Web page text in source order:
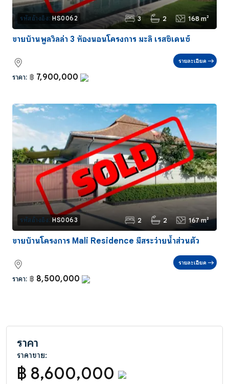
รหัสอ้างอิง: HS0062 3 2 168 m²
ขายบ้านพูลวิลล่า 3 ห้องนอนโครงการ มะลิ เรสซิเดนซ์
ราคา: ฿ 7,900,000
รายละเอียด
รหัสอ้างอิง: HS0063 2 2 167 m²
ขายบ้านโครงการ Mali Residence มีสระว่ายน้ำส่วนตัว
ราคา: ฿ 8,500,000
รายละเอียด
ราคา
ราคาขาย:
฿ 8,600,000